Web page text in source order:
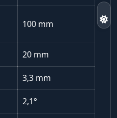
100 mm
20 mm
3,3 mm
2,1°